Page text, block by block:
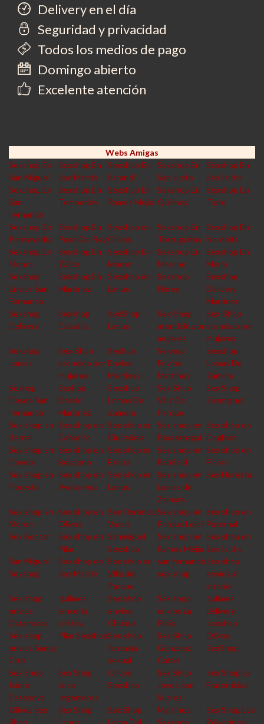
Delivery en el día
Seguridad y privacidad
Todos los medios de pago
Domingo abierto
Excelente atención
Webs Amigas
Sexshop En
San Miguel
Sexshop En
San Martin
Sexshop En
Sarandi
Sexshop En
San Justo
Sexshop En
San Isidro
Sexshop En
San
Fernando
Sexshop En
Temperley
Sexshop En
Ramos Mejia
Sexshop En
Quilmes
Sexshop En
Tigre
Sexshop En
Pontevedra
Sexshop En
Paso Del Rey
Sexshop en
Olivos
Sexshop En
Tortuguitas
Sexshop En
Nordelta
Sexshop En
Munro
Sexshop En
Wilde
Sexshop En
Moron
Sexshop En
Moreno
Sexshop En
Merlo
Sexshop
Envios San
Fernando
Sexshop En
Martinez
Sexshop en
Lanus
Sexshop
Flores
Sexshop
Delivery
Martinez
Sexshop
Delivery
Sexshop
Caballito
SexShop
Lanus
Sex-Shop
atendido por
mujeres
Sex-Shop
atendido por
mujeres
Sexshop
Lomas
Sex-Shop
atendido por
mujeres
Sexhop
Envios
Martinez
Sexhop
Envios
Martinez
Sexshop
Lomas De
Zamora
Sexhop
Desde San
Fernando
Sexhop
Desde
Martinez
Sexshop
Lomas De
Zamora
Sex Shop
Villa Del
Parque
Sex Shop
Sanmiguel
Sex shop en
Bernal
Sex shop en
Caballito
Sex shop en
Ciudadela
Sex shop en
Berazategui
Sex shop en
Coghlan
Sex shop en
Devoto
Sex shop en
Belgrano
Sex shop en
Ezeiza
Sex shop en
Banfield
Sex shop en
Flores
Sex shop en
Floresta
Sex shop en
Avellaneda
Sex shop en
Lanus
Sex shop en
Lomas de
Zamora
Sex Floresta
Sex shop en
Moron
Sex shop en
Olivos
Sex Florencio
Varela
Sex shop en
Parque Leloir
Sex shop en
Paternal
Sex Beccar
Sex shop en
Pilar
Sanmiguel
Sexshop
Sex shop en
Ramos Mejia
Sex shop en
San Isidro
San Miguel
Sexshop
Sex shop en
San Martin
Sex shop en
Villa del
Parque
san fernando
sex shop
Sex shop
envios al
interior
Sex shop
envios
Catamarca
quilmes
lencería
erótica
Sex shop
envios
Chubut
Sex shop
envios La
Rioja
quilmes
delivery
sexshop
Sex shop
envios Santa
Cruz
Pilar SexshopSex shop
fantasia
sexual
Sex Shop
Gonzalez
Catan
Olivos
SexShop
Sex Shop
Isidro
Casanova
Sex Shop
Jose
Ingenieros
Olivos
Sexshop
Sex Shop
Jose Leon
Suarez
Sex Shop La
Fraternidad
Olivos Sex
Shop
Sex Shop
Lanus
Sex Shop
Loma Del
Martinez
Sexshop
Sex Shop Los
Polvorines